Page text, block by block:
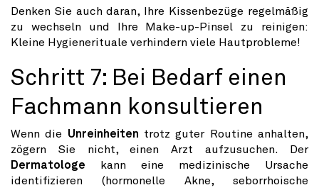
Denken Sie auch daran, Ihre Kissenbezüge regelmäßig
zu wechseln und Ihre Make-up-Pinsel zu reinigen:
Kleine Hygienerituale verhindern viele Hautprobleme!
Schritt 7: Bei Bedarf einen
Fachmann konsultieren
Wenn die Unreinheiten trotz guter Routine anhalten,
zögern Sie nicht, einen Arzt aufzusuchen. Der
Dermatologe kann eine medizinische Ursache
identifizieren (hormonelle Akne, seborrhoische